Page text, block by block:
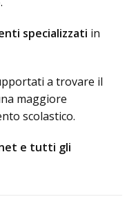
specializzati in
a trovare il
maggiore
scolastico.
e tutti gli